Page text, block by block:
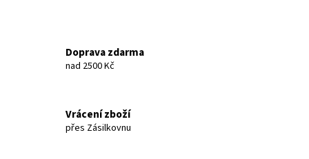
Doprava zdarma
nad 2500 Kč
Vrácení zboží
přes Zásilkovnu